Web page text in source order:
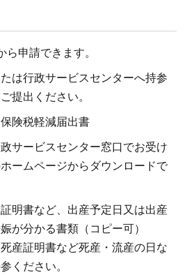
ら申請できます。
は行政サービスセンターへ持参
提出ください。
険税軽減届出書
サービスセンター窓口でお受け
ームページからダウンロードで
明書など、出産予定日又は出産
が分かる書類（コピー可）
産証明書など死産・流産の日な
ください。